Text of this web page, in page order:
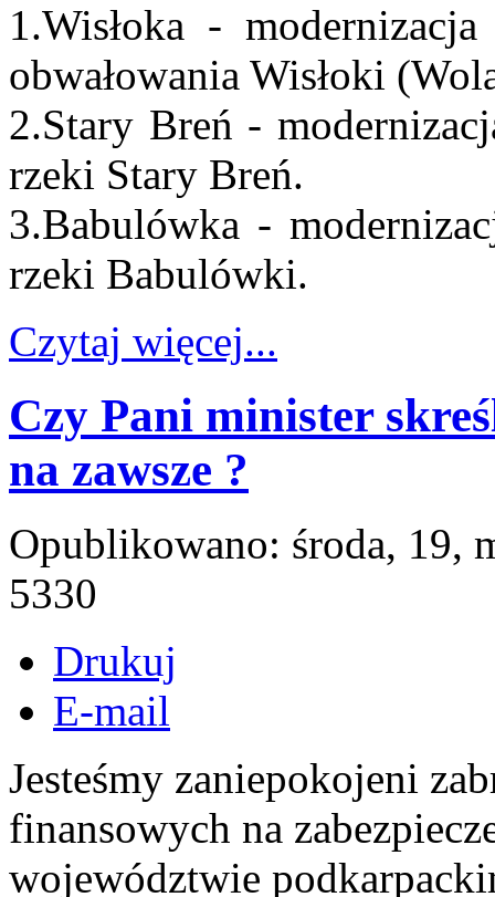
1.Wisłoka -
obwałowania Wisłoki
2.Stary Breń -
rzeki Stary Breń.
3.Babulówka -
rzeki Babulówki.
Czytaj więcej...
Czy Pani minister
na zawsze ?
Opublikowano: środa, 19,
5330
Drukuj
E-mail
Jesteśmy zaniepokojeni
finansowych na
województwie